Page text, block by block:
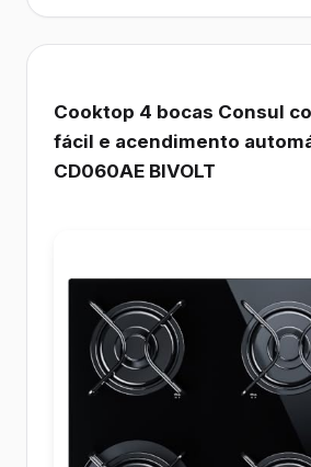
Cooktop 4 bocas Consul
fácil e acendimento
CD060AE BIVOLT